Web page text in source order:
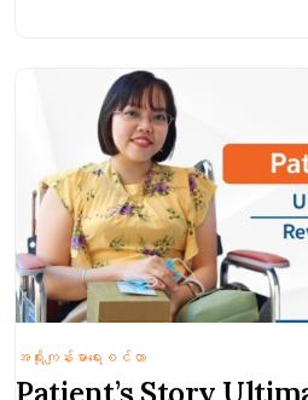
အရိုးကျန်းမာရေးစင်တာ